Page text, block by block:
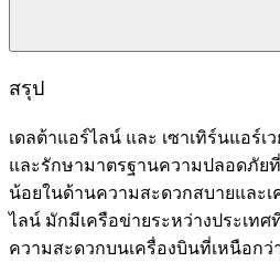
สรุป
เดลต้าแอร์ไลน์ และ เซาเทิร์นแอร์
และรักษามาตรฐานความปลอดภัย
น้อยในด้านความสะดวกสบายและเ
ไลน์ มักมีเครือข่ายระหว่างประเทศ
ความสะดวกบนเครื่องบินที่เหนือกว่